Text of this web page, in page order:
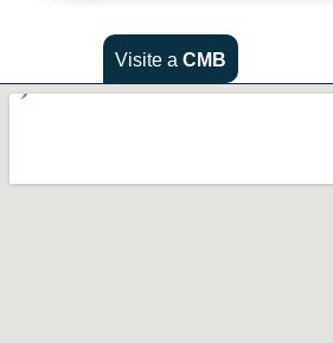
Visite a CMB